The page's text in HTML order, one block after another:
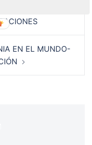
EN EL MUNDO-